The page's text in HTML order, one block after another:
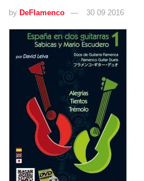
by DeFlamenco 30 09 2016